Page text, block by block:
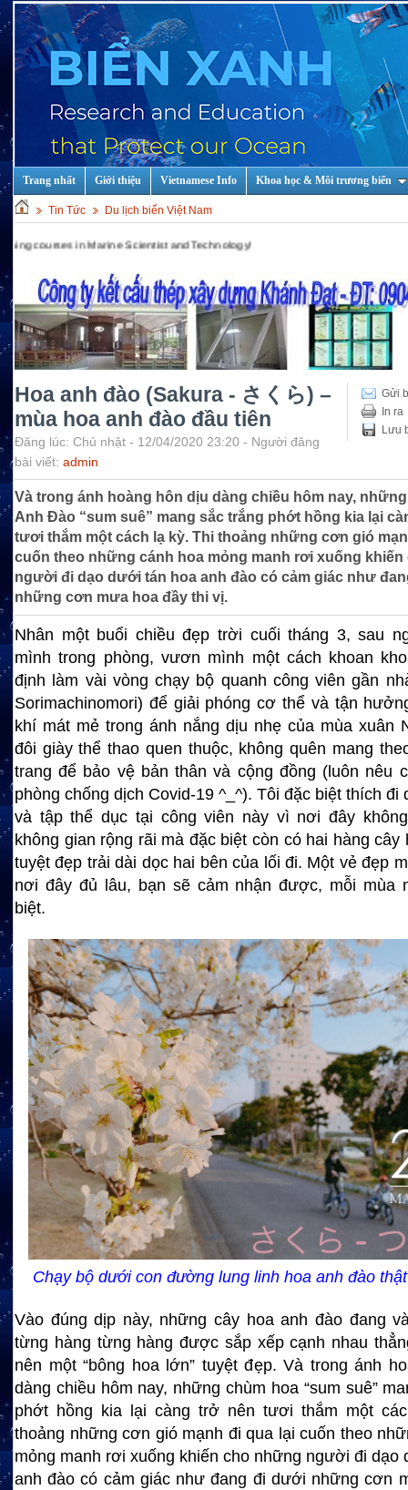
Trang nhất Giới thiệu Vietnamese Info Khoa học & Môi trương biển
Tin Tức Du lịch biển Việt Nam
Scientist and Technology!
Gửi
In ra
Lưu
Hoa anh đào (Sakura - さくら) –
mùa hoa anh đào đầu tiên
Đăng lúc: Chủ nhật - 12/04/2020 23:20 - Người đăng
bài viết: admin
Và trong ánh hoàng hôn dịu dàng chiều hôm nay,
Anh Đào “sum suê” mang sắc trắng phớt hồng kia lại
tươi thắm một cách lạ kỳ. Thi thoảng những cơn gió
cuốn theo những cánh hoa mỏng manh rơi xuống
người đi dạo dưới tán hoa anh đào có cảm giác như
những cơn mưa hoa đầy thi vị.
Nhân một buổi chiều đẹp trời cuối tháng 3, sau
mình trong phòng, vươn mình một cách khoan
định làm vài vòng chạy bộ quanh công viên gần
Sorimachinomori) để giải phóng cơ thể và tận
khí mát mẻ trong ánh nắng dịu nhẹ của mùa xuân
đôi giày thể thao quen thuộc, không quên mang
trang để bảo vệ bản thân và cộng đồng (luôn nêu
phòng chống dịch Covid-19 ^_^). Tôi đặc biệt thích đi
và tập thể dục tại công viên này vì nơi đây
không gian rộng rãi mà đặc biệt còn có hai hàng cây
tuyệt đẹp trải dài dọc hai bên của lối đi. Một vẻ đẹp
nơi đây đủ lâu, bạn sẽ cảm nhận được, mỗi mùa
biệt.
Chạy bộ dưới con đường lung linh hoa anh đào
Vào đúng dịp này, những cây hoa anh đào đang
từng hàng từng hàng được sắp xếp cạnh nhau
nên một “bông hoa lớn” tuyệt đẹp. Và trong ánh
dàng chiều hôm nay, những chùm hoa “sum suê”
phớt hồng kia lại càng trở nên tươi thắm một
thoảng những cơn gió mạnh đi qua lại cuốn theo
mỏng manh rơi xuống khiến cho những người đi dạo
anh đào có cảm giác như đang đi dưới những cơn